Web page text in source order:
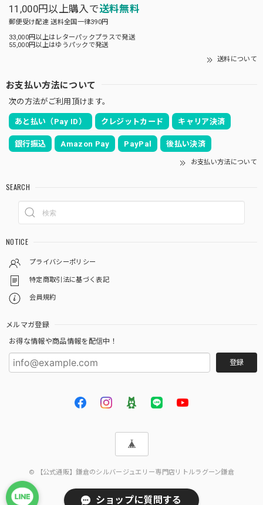
11,000円以上購入で送料無料
郵便受け配達 送料全国一律390円
33,000円以上はレターパックプラスで発送
55,000円以上はゆうパックで発送
送料について
お支払い方法について
次の方法がご利用頂けます。
あと払い（Pay ID） クレジットカード キャリア決済
銀行振込 Amazon Pay PayPal 後払い決済
お支払い方法について
SEARCH
NOTICE
プライバシーポリシー
特定商取引法に基づく表記
会員規約
メルマガ登録
お得な情報や商品情報を配信中！
登録
© 【公式通販】鎌倉のシルバージュエリー専門店リトルラグーン鎌倉
ショップに質問する